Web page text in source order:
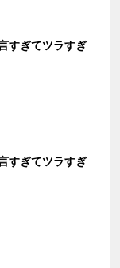
すぎてツラすぎ
すぎてツラすぎ